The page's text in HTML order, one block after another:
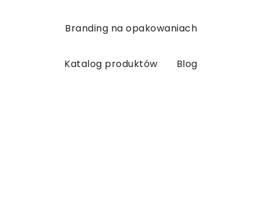
Branding na opakowaniach
Katalog produktów Blog